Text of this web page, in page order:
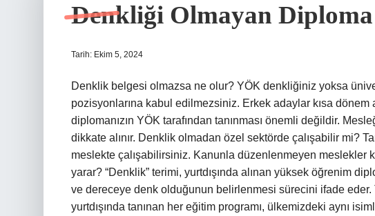
Denkliği Olmayan
Tarih: Ekim 5, 2024
Denklik belgesi olmazsa ne olur? YÖK denkliğiniz yoksa
pozisyonlarına kabul edilmezsiniz. Erkek adaylar kısa
diplomanızın YÖK tarafından tanınması önemli değildir.
dikkate alınır. Denklik olmadan özel sektörde çalışabilir mi?
meslekte çalışabilirsiniz. Kanunla düzenlenmeyen meslekler
yarar? “Denklik” terimi, yurtdışında alınan yüksek öğrenim
ve dereceye denk olduğunun belirlenmesi sürecini ifade
yurtdışında tanınan her eğitim programı, ülkemizdeki aynı